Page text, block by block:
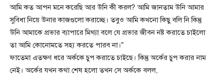
আমি কত আপন মনে করেছি আর উনি কী করল? আমি জানতাম উনি আমার
সুবিধা নিয়ে উনার কাজগুলো করাচ্ছে। তবুও আমি কখনো কিছু বলি নি কিন্তু
উনি আমাকে প্রভার ব্যাপারে মিথ্যা বলে যে প্রভার জীবন নষ্ট করাতে চাইলো
তা আমি কোনোমতে সহ্য করতে পারব না।”
ফাতেমা এতক্ষণ ধরে অর্ককে চুপ করাতে চাইছে। কিন্তু অর্কের চুপ করার নাম
নেই। অর্কের যখন কথা শেষ হলো তখন সে অর্ককে বলল,